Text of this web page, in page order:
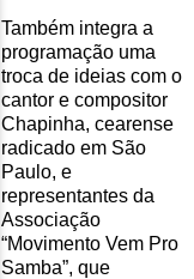
Também integra a
programação uma
troca de ideias com o
cantor e compositor
Chapinha, cearense
radicado em São
Paulo, e
representantes da
Associação
“Movimento Vem Pro
Samba”, que